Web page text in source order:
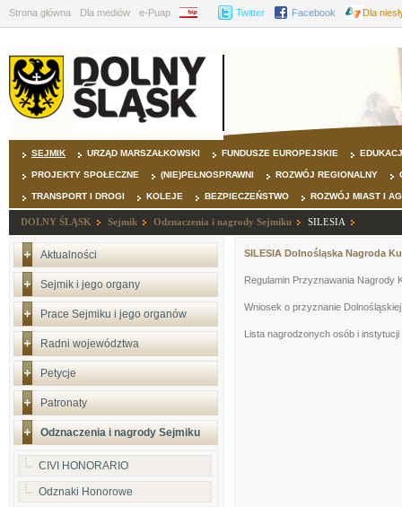
Strona główna Dla mediów e-Puap BIP Twitter Facebook Dla
SEJMIK URZĄD MARSZAŁKOWSKI FUNDUSZE EUROPEJSKIE
PROJEKTY SPOŁECZNE (NIE)PEŁNOSPRAWNI ROZWÓJ REGIONALNY
TRANSPORT I DROGI KOLEJE BEZPIECZEŃSTWO ROZWÓJ MIAST I
DOLNY ŚLĄSK Sejmik Odznaczenia i nagrody Sejmiku SILESIA
Aktualności
Sejmik i jego organy
Prace Sejmiku i jego organów
Radni województwa
Petycje
Patronaty
Odznaczenia i nagrody Sejmiku
CIVI HONORARIO
Odznaki Honorowe
SILESIA Dolnośląska Nagroda
Regulamin Przyznawania Nagrody
Wniosek o przyznanie
Lista nagrodzonych osób i instytucji